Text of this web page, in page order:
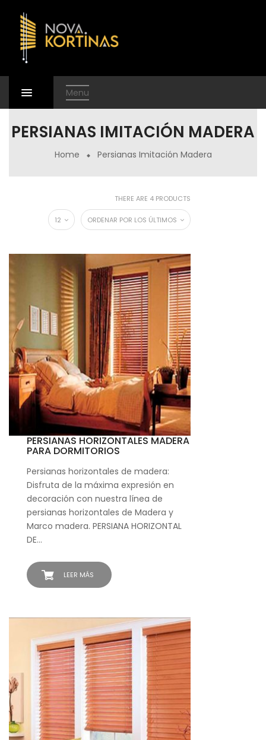
Menu
PERSIANAS IMITACIÓN MADERA
Home Persianas Imitación Madera
THERE ARE 4 PRODUCTS
ORDENAR POR LOS ÚLTIMOS
12
LEER MÁS
PERSIANAS HORIZONTALES MADERA
PARA DORMITORIOS
Persianas horizontales de madera:
Disfruta de la máxima expresión en
decoración con nuestra línea de
persianas horizontales de Madera y
Marco madera. PERSIANA HORIZONTAL
DE…